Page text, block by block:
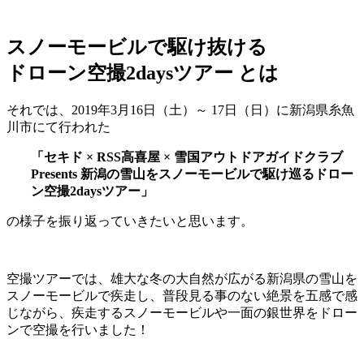
スノーモービルで駆け抜ける
ドローン空撮2daysツアー とは
それでは、2019年3月16日（土）～ 17日（日）に新潟県糸魚
川市にて行われた
「セキド × RSS高喜屋 × 雪国アウトドアガイドクラブ
Presents 新潟の雪山をスノーモービルで駆け巡るドロー
ン空撮2daysツアー」
の様子を振り返っていきたいと思います。
空撮ツアーでは、雄大な冬の大自然が広がる新潟県の雪山を
スノーモービルで疾走し、普段見る事のない絶景を五感で感
じながら、疾走するスノーモービルや一面の銀世界をドロー
ンで空撮を行いました！